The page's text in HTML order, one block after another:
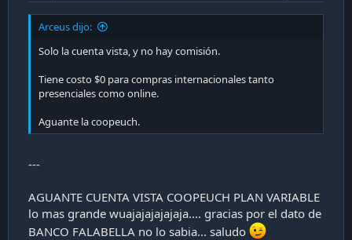
Arceus dijo:
Solo la cuenta vista, y no hay comisión.
Tiene costo $0 para compras internacionales tanto
presenciales como online.
Aguante la coopeuch.
---
AGUANTE CUENTA VISTA COOPEUCH PLAN VARIABLE
lo mas grande wuajajajajajaja.... gracias por el dato de
BANCO FALABELLA no lo sabia... saludo